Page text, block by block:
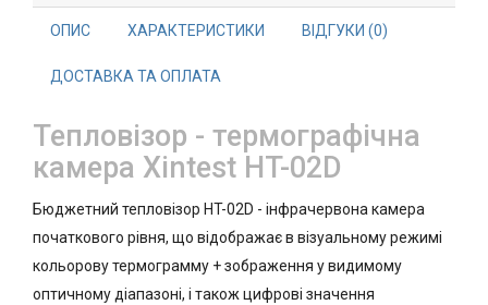
ОПИС ХАРАКТЕРИСТИКИ ВІДГУКИ (0)
ДОСТАВКА ТА ОПЛАТА
Тепловізор - термографічна
камера Xintest HT-02D
Бюджетний тепловізор HT-02D - інфрачервона камера
початкового рівня, що відображає в візуальному режимі
кольорову термограмму + зображення у видимому
оптичному діапазоні, і також цифрові значення